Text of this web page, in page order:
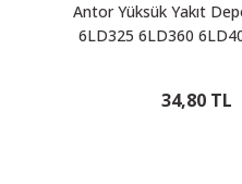
Antor Yüksük Yakıt
6LD325 6LD360
34,80 TL